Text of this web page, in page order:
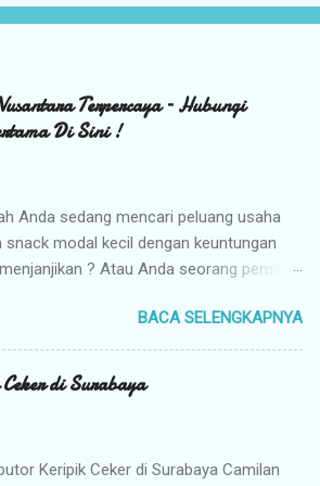
Terpercaya – Hubungi
Di Sini !
Anda sedang mencari peluang usaha
snack modal kecil dengan keuntungan
? Atau Anda seorang pemilik
pertama dengan harga grosir camilan
termurah ? Camilan Nusantara hadir
jawaban atas kebutuhan bisnis Anda !
adalah distributor snack nusantara
premium langsung dari gudang
BACA SELENGKAPNYA
di Surabaya
Keripik Ceker di Surabaya Camilan